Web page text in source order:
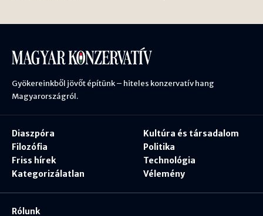
Gyökereinkből jövőt építünk – hiteles konzervatív hang
Magyarországról.
Diaszpóra
Filozófia
Friss hírek
Kategorizálatlan
Kultúra és társadalom
Politika
Technológia
Vélemény
Rólunk